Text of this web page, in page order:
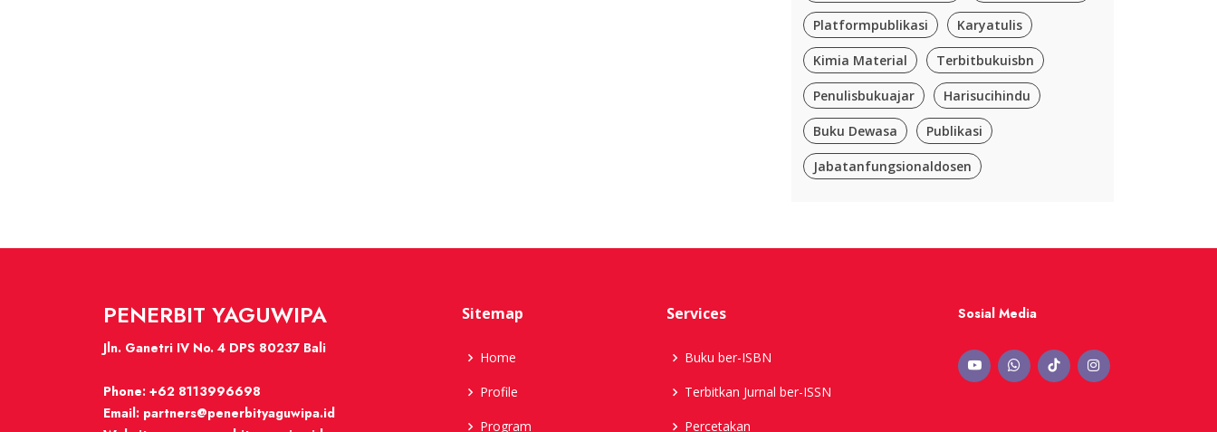
Platformpublikasi Karyatulis
Kimia Material Terbitbukuisbn
Penulisbukuajar Harisucihindu
Buku Dewasa Publikasi
Jabatanfungsionaldosen
PENERBIT YAGUWIPA
Jln. Ganetri IV No. 4 DPS 80237 Bali
Phone: +62 8113996698
Email: partners@penerbityaguwipa.id
Sitemap
Home
Profile
Program
Services
Buku ber-ISBN
Terbitkan Jurnal ber-ISSN
Percetakan
Sosial Media